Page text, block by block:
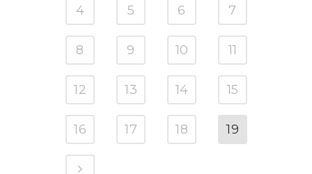
4 5 6 7
8 9 10 11
12 13 14 15
16 17 18 19